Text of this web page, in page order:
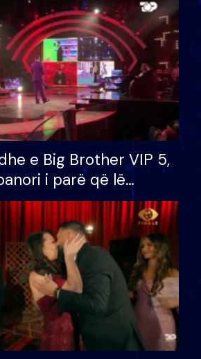
e Big Brother VIP 5,
i parë që lë
humb mundësinë për
e madh